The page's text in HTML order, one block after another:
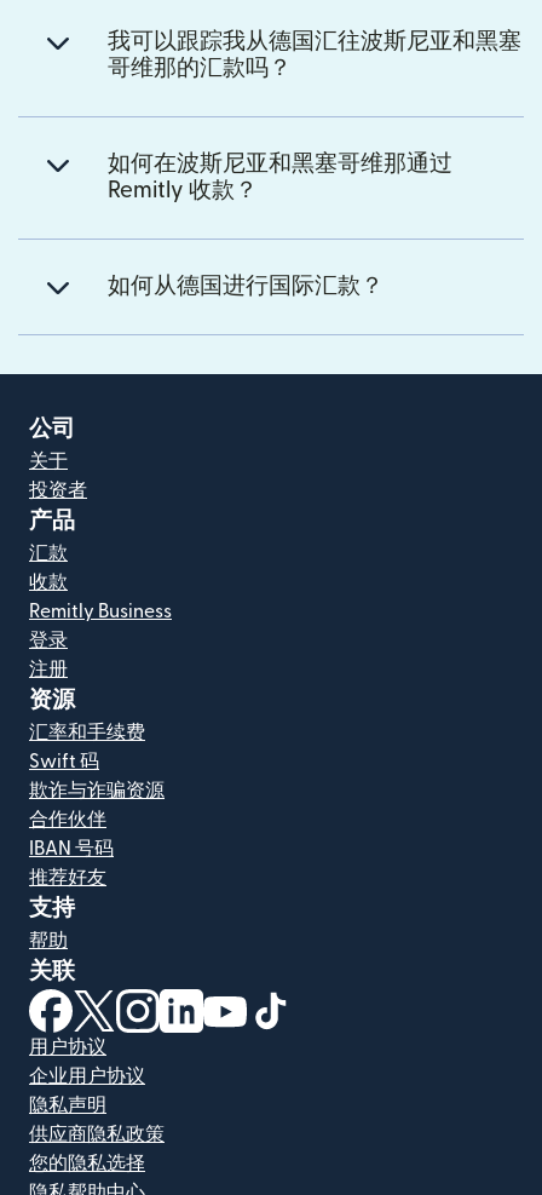
我可以跟踪我从德国汇往波斯尼亚和黑塞
哥维那的汇款吗？
如何在波斯尼亚和黑塞哥维那通过
Remitly 收款？
如何从德国进行国际汇款？
公司
关于
投资者
产品
汇款
收款
Remitly Business
登录
注册
资源
汇率和手续费
Swift 码
欺诈与诈骗资源
合作伙伴
IBAN 号码
推荐好友
支持
帮助
关联
（在新窗口中打开）
（在新窗口中打开）
（在新窗口中打开）
（在新窗口中打开）
（在新窗口中打开）
用户协议
企业用户协议
隐私声明
供应商隐私政策
您的隐私选择